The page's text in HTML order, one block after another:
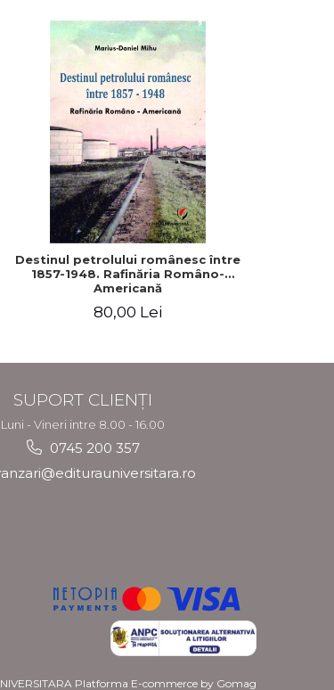
Destinul petrolului românesc între
1857-1948. Rafinăria Româno-
Americană
80,00 Lei
SUPORT CLIENȚI
Luni - Vineri intre 8.00 - 16.00
0745 200 357
Platforma E-commerce by Gomag